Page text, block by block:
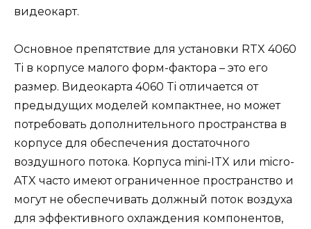
видеокарт.
Основное препятствие для установки RTX 4060
Ti в корпусе малого форм-фактора – это его
размер. Видеокарта 4060 Ti отличается от
предыдущих моделей компактнее, но может
потребовать дополнительного пространства в
корпусе для обеспечения достаточного
воздушного потока. Корпуса mini-ITX или micro-
ATX часто имеют ограниченное пространство и
могут не обеспечивать должный поток воздуха
для эффективного охлаждения компонентов,